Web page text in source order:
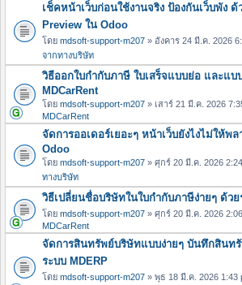
เช็คหน้าเว็บก่อนใช้งานจริง ป้องกันเว็บพัง
Preview ใน Odoo
โดย mdsoft-support-m207 » อังคาร 24 มี.ค. 2026
จากทางบริษัท
วิธีออกใบกำกับภาษี ใบเสร็จแบบย่อ และแบ
MDCarRent
โดย mdsoft-support-m207 » เสาร์ 21 มี.ค. 2026
MDCarRent
จัดการออเดอร์เยอะๆ หน้าเว็บยังไงไม่ให้พ
Odoo
โดย mdsoft-support-m207 » ศุกร์ 20 มี.ค. 2026
ทางบริษัท
วิธีเปลี่ยนชื่อบริษัทในใบกำกับภาษีง่ายๆ ด้วย
โดย mdsoft-support-m207 » ศุกร์ 20 มี.ค. 2026
MDCarRent
จัดการสินทรัพย์บริษัทแบบง่ายๆ บันทึกสินท
ระบบ MDERP
โดย mdsoft-support-m207 » พุธ 18 มี.ค. 2026 1:43